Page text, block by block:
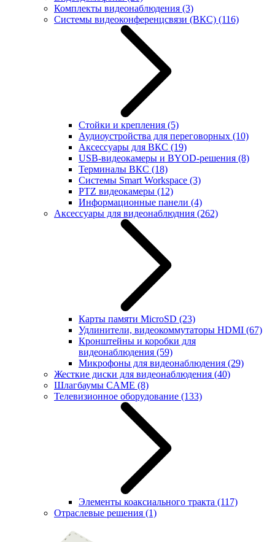
Комплекты видеонаблюдения (3)
Системы видеоконференцсвязи (ВКС) (116)
Стойки и крепления (5)
Аудиоустройства для переговорных (10)
Аксессуары для ВКС (19)
USB-видеокамеры и BYOD-решения (8)
Терминалы ВКС (18)
Системы Smart Workspace (3)
PTZ видеокамеры (12)
Информационные панели (4)
Аксессуары для видеонаблюдния (262)
Карты памяти MicroSD (23)
Удлинители, видеокоммутаторы HDMI (67)
Кронштейны и коробки для
видеонаблюдения (59)
Микрофоны для видеонаблюдения (29)
Жесткие диски для видеонаблюдения (40)
Шлагбаумы CAME (8)
Телевизионное оборудование (133)
Элементы коаксиального тракта (117)
Отраслевые решения (1)